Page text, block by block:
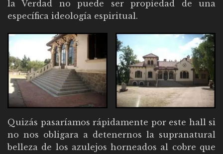
la Verdad no puede ser propiedad de una
específica ideología espiritual.
Quizás pasaríamos rápidamente por este hall si
no nos obligara a detenernos la supranatural
belleza de los azulejos horneados al cobre que